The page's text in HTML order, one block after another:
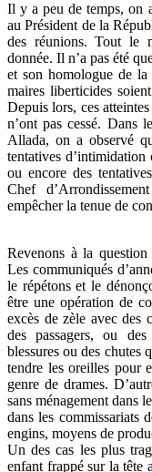
Il y a peu de temps, on
au Président de la
des réunions. Tout le
donnée. Il n’a pas été
et son homologue de la
maires liberticides
Depuis lors, ces
n’ont pas cessé. Dans
Allada, on a observé
tentatives
ou encore des
Chef
empêcher la tenue de
Revenons à la
Les communiqués
le répétons et le
être une opération de
excès de zèle avec des
des passagers, ou
blessures ou des chutes
tendre les oreilles pour
genre de drames.
sans ménagement dans
dans les commissariats
engins, moyens de
Un des cas les plus
enfant frappé sur la tête